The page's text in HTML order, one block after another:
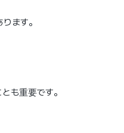
ます。
も重要です。